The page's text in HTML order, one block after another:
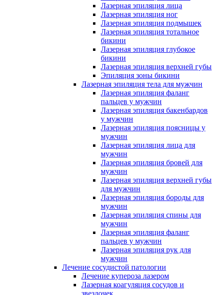
Лазерная эпиляция лица
Лазерная эпиляция ног
Лазерная эпиляция подмышек
Лазерная эпиляция тотальное
бикини
Лазерная эпиляция глубокое
бикини
Лазерная эпиляция верхней губы
Эпиляция зоны бикини
Лазерная эпиляция тела для мужчин
Лазерная эпиляция фаланг
пальцев у мужчин
Лазерная эпиляция бакенбардов
у мужчин
Лазерная эпиляция поясницы у
мужчин
Лазерная эпиляция лица для
мужчин
Лазерная эпиляция бровей для
мужчин
Лазерная эпиляция верхней губы
для мужчин
Лазерная эпиляция бороды для
мужчин
Лазерная эпиляция спины для
мужчин
Лазерная эпиляция фаланг
пальцев у мужчин
Лазерная эпиляция рук для
мужчин
Лечение сосудистой патологии
Лечение купероза лазером
Лазерная коагуляция сосудов и
звездочек